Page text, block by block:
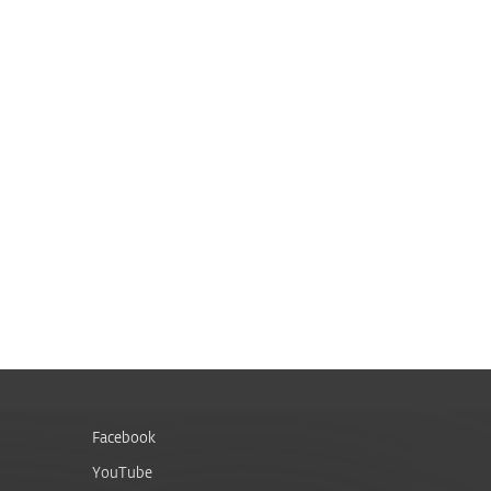
Facebook
YouTube